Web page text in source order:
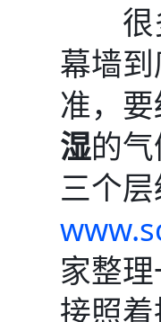
很多
幕墙
准，
湿的
三个
家整
接照